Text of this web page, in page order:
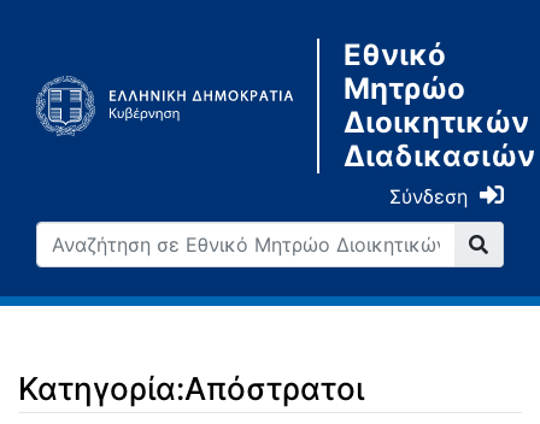
Εθνικό
Μητρώο
Διοικητικών
Διαδικασιών
Σύνδεση
Κατηγορία:Απόστρατοι